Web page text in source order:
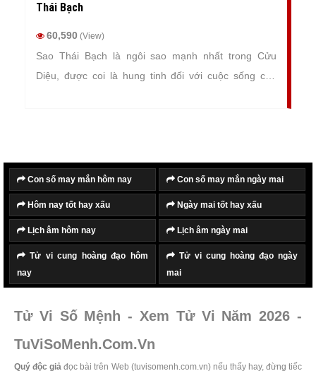
Thái Bạch
60,590 (View)
Sao Thái Bạch là ngôi sao mạnh nhất trong Cửu
Diệu, được coi là hung tinh đối với cuộc sống con
Con số may mắn hôm nay Con số may mắn ngày mai
Hôm nay tốt hay xấu Ngày mai tốt hay xấu
Lịch âm hôm nay Lịch âm ngày mai
Tử vi cung hoàng đạo hôm
nay
Tử vi cung hoàng đạo ngày
mai
Tử Vi Số Mệnh - Xem Tử Vi Năm 2026 -
TuViSoMenh.Com.Vn
Quý độc giả đọc bài trên Web (tuvisomenh.com.vn) nếu thấy hay, đừng tiếc